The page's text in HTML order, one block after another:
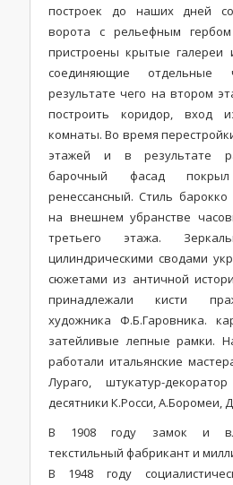
построек до наших дней
ворота с рельефным
пристроены крытые
соединяющие
результате чего на втором
построить коридор, вход
комнаты. Во время
этажей и в результате
барочный фасад покрыл
ренессансный. Стиль барокко
на внешнем убранстве
третьего этажа.
цилиндрическими сводами
сюжетами из античной
принадлежали кисти
художника Ф.Б.Гаровника.
затейливые лепные рамки.
работали итальянские
Лураго, штукатур-
десятники К.Росси, А.Боромеи,
В 1908 году замок и
текстильный фабрикант и
В 1948 году